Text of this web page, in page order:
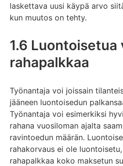
laskettava uusi käypä arvo
kun muutos on tehty.
1.6 Luontoisetua
rahapalkkaa
Työnantaja voi joissain
jääneen luontoisedun
Työnantaja voi esimerkiksi
rahana vuosiloman ajalta
ravintoedun määrän.
rahakorvaus ei ole
rahapalkkaa koko maksetun